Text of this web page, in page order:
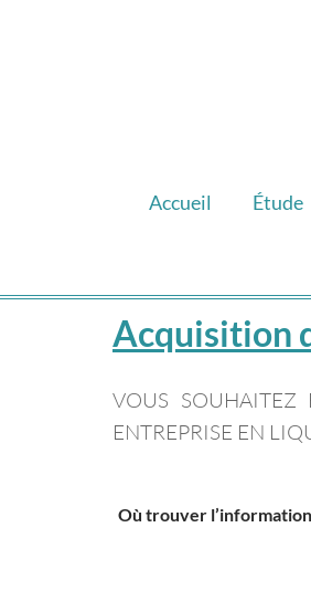
Accueil Étude
Acquisition
VOUS SOUHAITEZ
ENTREPRISE EN
Où trouver